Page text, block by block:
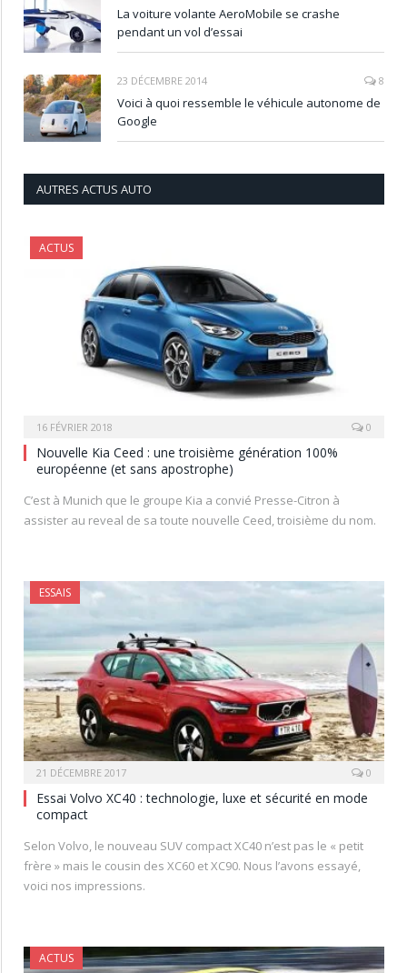
La voiture volante AeroMobile se crashe
pendant un vol d’essai
23 DÉCEMBRE 2014 8
Voici à quoi ressemble le véhicule autonome de
Google
AUTRES ACTUS AUTO
ACTUS
16 FÉVRIER 2018 0
Nouvelle Kia Ceed : une troisième génération 100%
européenne (et sans apostrophe)
C’est à Munich que le groupe Kia a convié Presse-Citron à
assister au reveal de sa toute nouvelle Ceed, troisième du nom.
ESSAIS
21 DÉCEMBRE 2017 0
Essai Volvo XC40 : technologie, luxe et sécurité en mode
compact
Selon Volvo, le nouveau SUV compact XC40 n’est pas le « petit
frère » mais le cousin des XC60 et XC90. Nous l’avons essayé,
voici nos impressions.
ACTUS